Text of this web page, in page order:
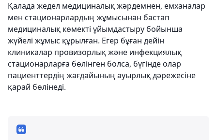
Қалада жедел медициналық жәрдемнен, емханалар
мен стационарлардың жұмысынан бастап
медициналық көмекті ұйымдастыру бойынша
жүйелі жұмыс құрылған. Егер бұған дейін
клиникалар провизорлық және инфекциялық
стационарларға бөлінген болса, бүгінде олар
пациенттердің жағдайының ауырлық дәрежесіне
қарай бөлінеді.